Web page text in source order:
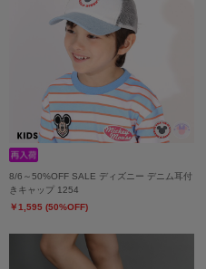
8/6～50%OFF SALE ディズニー デニム耳付
きキャップ 1254
￥1,595 (50%OFF)